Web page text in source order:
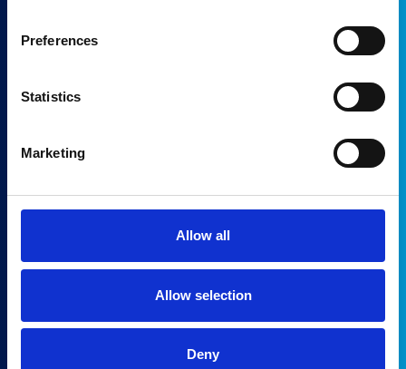
Preferences
Statistics
Marketing
Allow all
Allow selection
Deny
GE
Ultrasound Part - 4DMC ASSY